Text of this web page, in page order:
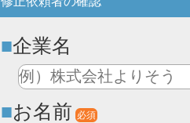
企業名
お名前 必須